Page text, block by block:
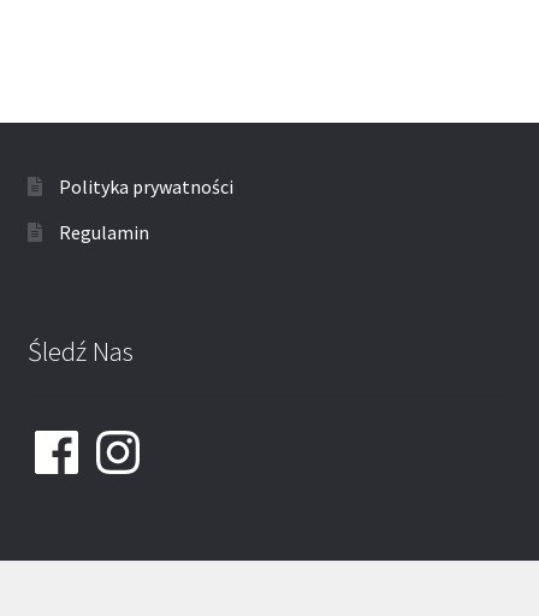
Polityka prywatności
Regulamin
Śledź Nas
FacebookInstagram